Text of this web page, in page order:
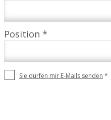
Position *
Sie dürfen mir E-Mails senden *